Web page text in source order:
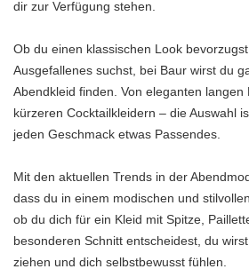
dir zur Verfügung stehen.
Ob du einen klassischen Look
Ausgefallenes suchst, bei Baur wirst du
Abendkleid finden. Von eleganten langen
kürzeren Cocktailkleidern – die Auswahl
jeden Geschmack etwas Passendes.
Mit den aktuellen Trends in der
dass du in einem modischen und
ob du dich für ein Kleid mit Spitze,
besonderen Schnitt entscheidest, du
ziehen und dich selbstbewusst fühlen.